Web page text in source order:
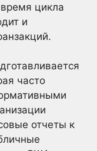
цикла
и
часто
отчеты к